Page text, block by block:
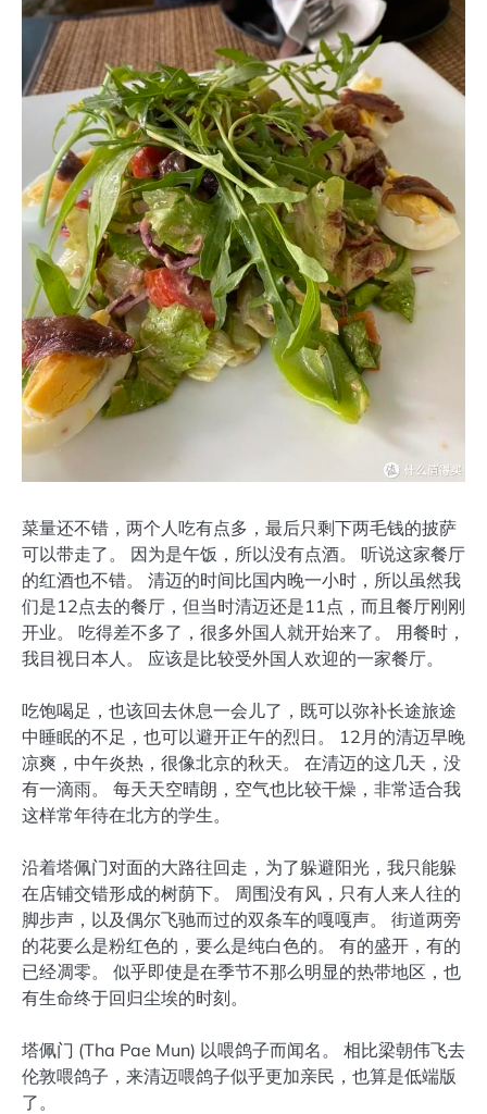
菜量还不错，两个人吃有点多，最后只剩下两毛钱的披萨
可以带走了。 因为是午饭，所以没有点酒。 听说这家餐厅
的红酒也不错。 清迈的时间比国内晚一小时，所以虽然我
们是12点去的餐厅，但当时清迈还是11点，而且餐厅刚刚
开业。 吃得差不多了，很多外国人就开始来了。 用餐时，
我目视日本人。 应该是比较受外国人欢迎的一家餐厅。
吃饱喝足，也该回去休息一会儿了，既可以弥补长途旅途
中睡眠的不足，也可以避开正午的烈日。 12月的清迈早晚
凉爽，中午炎热，很像北京的秋天。 在清迈的这几天，没
有一滴雨。 每天天空晴朗，空气也比较干燥，非常适合我
这样常年待在北方的学生。
沿着塔佩门对面的大路往回走，为了躲避阳光，我只能躲
在店铺交错形成的树荫下。 周围没有风，只有人来人往的
脚步声，以及偶尔飞驰而过的双条车的嘎嘎声。 街道两旁
的花要么是粉红色的，要么是纯白色的。 有的盛开，有的
已经凋零。 似乎即使是在季节不那么明显的热带地区，也
有生命终于回归尘埃的时刻。
塔佩门 (Tha Pae Mun) 以喂鸽子而闻名。 相比梁朝伟飞去
伦敦喂鸽子，来清迈喂鸽子似乎更加亲民，也算是低端版
了。